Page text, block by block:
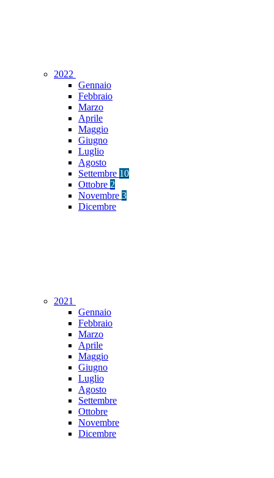
2022
Gennaio
Febbraio
Marzo
Aprile
Maggio
Giugno
Luglio
Agosto
Settembre 10
Ottobre 2
Novembre 3
Dicembre
2021
Gennaio
Febbraio
Marzo
Aprile
Maggio
Giugno
Luglio
Agosto
Settembre
Ottobre
Novembre
Dicembre